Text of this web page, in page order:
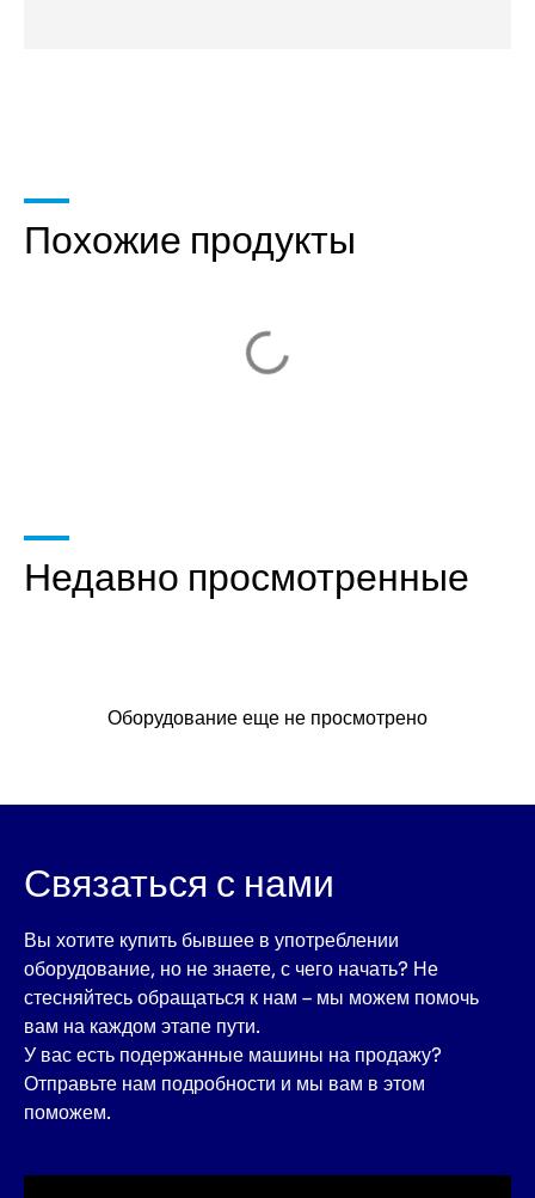
Похожие продукты
Недавно просмотренные
Оборудование еще не просмотрено
Связаться с нами
Вы хотите купить бывшее в употреблении
оборудование, но не знаете, с чего начать? Не
стесняйтесь обращаться к нам – мы можем помочь
вам на каждом этапе пути.
У вас есть подержанные машины на продажу?
Отправьте нам подробности и мы вам в этом
поможем.